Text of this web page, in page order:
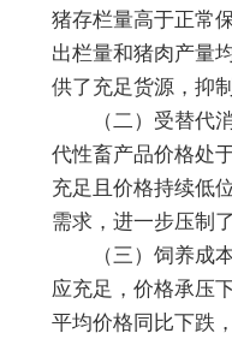
猪存栏量高于正常
出栏量和猪肉产量
供了充足货源，抑
（二）受替代
代性畜产品价格处
充足且价格持续低
需求，进一步压制
（三）饲养成
应充足，价格承压
平均价格同比下跌